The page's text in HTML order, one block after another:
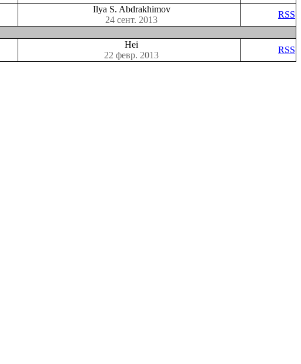
Ilya S. Abdrakhimov
24 сент. 2013
RSS
Hei
22 февр. 2013
RSS